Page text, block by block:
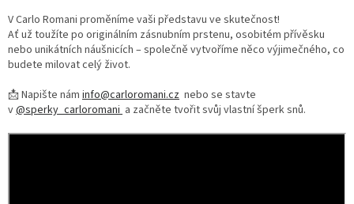
V Carlo Romani proměníme vaši představu ve skutečnost!
Ať už toužíte po originálním zásnubním prstenu, osobitém přívěsku
nebo unikátních náušnicích – společně vytvoříme něco výjimečného, co
budete milovat celý život.
📩 Napište nám info@carloromani.cz nebo se stavte
v@sperky_carloromani a začněte tvořit svůj vlastní šperk snů.